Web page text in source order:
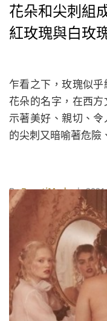
花朵和尖刺組
紅玫瑰與白玫
乍看之下，玫瑰似
花朵的名字，在西
示著美好、親切、
的尖刺又暗喻著危險
ByBeautiMode| 2021/